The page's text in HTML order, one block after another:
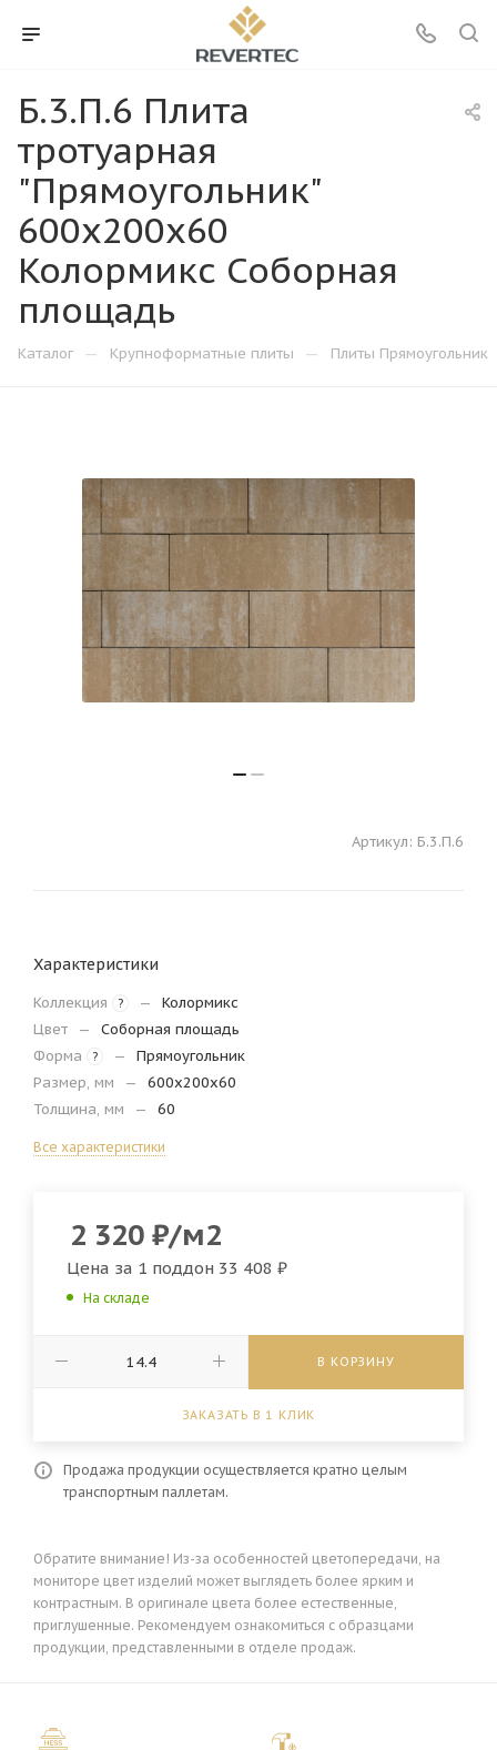
Б.3.П.6 Плита
тротуарная
"Прямоугольник"
600х200х60
Колормикс Соборная
площадь
Каталог — Крупноформатные плиты — Плиты Прямоугольник
Артикул: Б.3.П.6
Характеристики
Коллекция ? —
Колормикс
Цвет
—
Соборная площадь
Форма
? —
Прямоугольник
Размер, мм
—
600х200х60
Толщина, мм
— 60
Все характеристики
2 320 ₽/м2
Цена за 1 поддон 33 408 ₽
На складе
В КОРЗИНУ
ЗАКАЗАТЬ В 1 КЛИК
Продажа продукции осуществляется кратно целым
транспортным паллетам.
Обратите внимание! Из-за особенностей цветопередачи, на
мониторе цвет изделий может выглядеть более ярким и
контрастным. В оригинале цвета более естественные,
приглушенные. Рекомендуем ознакомиться с образцами
продукции, представленными в отделе продаж.